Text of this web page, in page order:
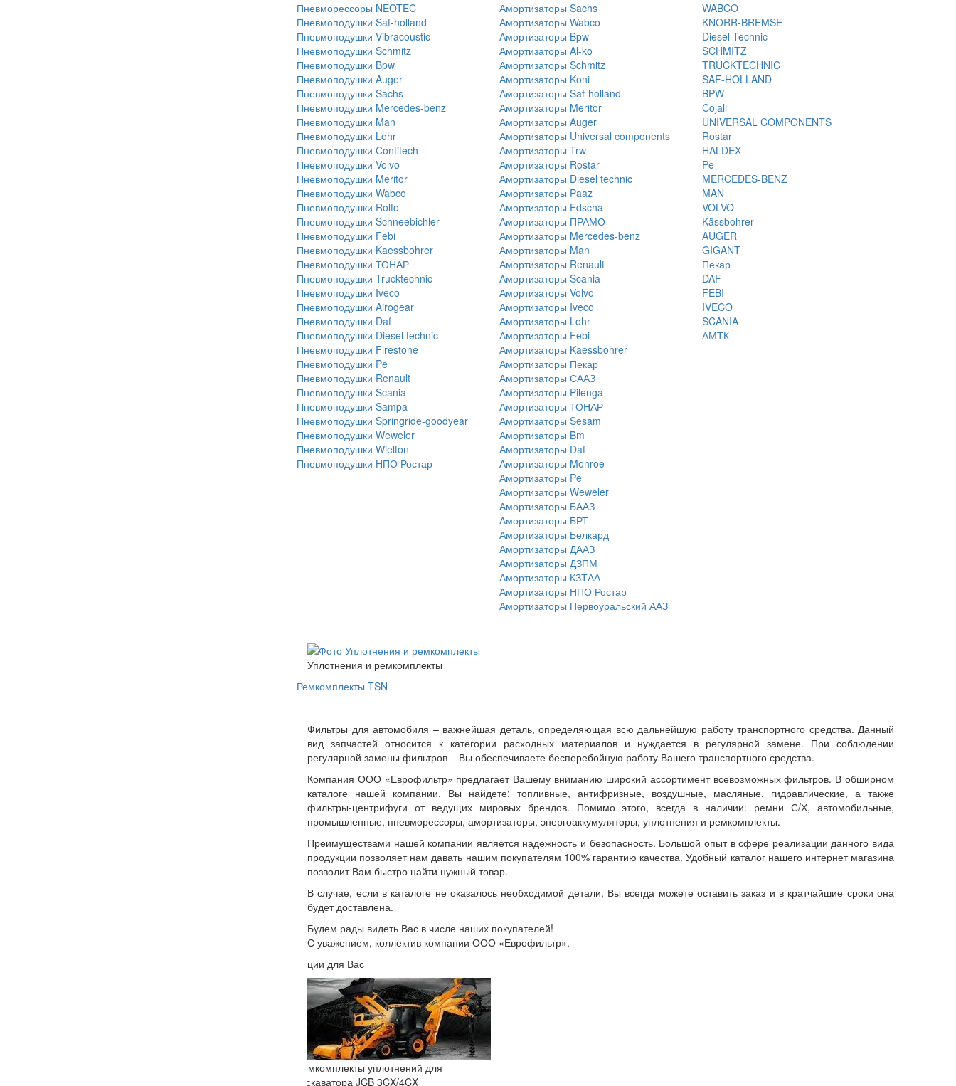
Пневморессоры NEOTEC
Пневмоподушки Saf-holland
Пневмоподушки Vibracoustic
Пневмоподушки Schmitz
Пневмоподушки Bpw
Пневмоподушки Auger
Пневмоподушки Sachs
Пневмоподушки Mercedes-benz
Пневмоподушки Man
Пневмоподушки Lohr
Пневмоподушки Contitech
Пневмоподушки Volvo
Пневмоподушки Meritor
Пневмоподушки Wabco
Пневмоподушки Rolfo
Пневмоподушки Schneebichler
Пневмоподушки Febi
Пневмоподушки Kaessbohrer
Пневмоподушки ТОНАР
Пневмоподушки Trucktechnic
Пневмоподушки Iveco
Пневмоподушки Airogear
Пневмоподушки Daf
Пневмоподушки Diesel technic
Пневмоподушки Firestone
Пневмоподушки Pe
Пневмоподушки Renault
Пневмоподушки Scania
Пневмоподушки Sampa
Пневмоподушки Springride-goodyear
Пневмоподушки Weweler
Пневмоподушки Wielton
Пневмоподушки НПО Ростар
Амортизаторы Sachs
Амортизаторы Wabco
Амортизаторы Bpw
Амортизаторы Al-ko
Амортизаторы Schmitz
Амортизаторы Koni
Амортизаторы Saf-holland
Амортизаторы Meritor
Амортизаторы Auger
Амортизаторы Universal components
Амортизаторы Trw
Амортизаторы Rostar
Амортизаторы Diesel technic
Амортизаторы Paaz
Амортизаторы Edscha
Амортизаторы ПРАМО
Амортизаторы Mercedes-benz
Амортизаторы Man
Амортизаторы Renault
Амортизаторы Scania
Амортизаторы Volvo
Амортизаторы Iveco
Амортизаторы Lohr
Амортизаторы Febi
Амортизаторы Kaessbohrer
Амортизаторы Пекар
Амортизаторы СААЗ
Амортизаторы Pilenga
Амортизаторы ТОНАР
Амортизаторы Sesam
Амортизаторы Bm
Амортизаторы Daf
Амортизаторы Monroe
Амортизаторы Pe
Амортизаторы Weweler
Амортизаторы БААЗ
Амортизаторы БРТ
Амортизаторы Белкард
Амортизаторы ДААЗ
Амортизаторы ДЗПМ
Амортизаторы КЗТАА
Амортизаторы НПО Ростар
Амортизаторы Первоуральский ААЗ
WABCO
KNORR-BREMSE
Diesel Technic
SCHMITZ
TRUCKTECHNIC
SAF-HOLLAND
BPW
Cojali
UNIVERSAL COMPONENTS
Rostar
HALDEX
Pe
MERCEDES-BENZ
MAN
VOLVO
Kässbohrer
AUGER
GIGANT
Пекар
DAF
FEBI
IVECO
SCANIA
АМТК
Уплотнения и ремкомплекты
Ремкомплекты TSN
Фильтры для автомобиля – важнейшая деталь, определяющая всю дальнейшую работу транспортного средства. Данный
вид запчастей относится к категории расходных материалов и нуждается в регулярной замене. При соблюдении
регулярной замены фильтров – Вы обеспечиваете бесперебойную работу Вашего транспортного средства.
Компания ООО «Еврофильтр» предлагает Вашему вниманию широкий ассортимент всевозможных фильтров. В обширном
каталоге нашей компании, Вы найдете: топливные, антифризные, воздушные, масляные, гидравлические, а также
фильтры-центрифуги от ведущих мировых брендов. Помимо этого, всегда в наличии: ремни С/Х, автомобильные,
промышленные, пневморессоры, амортизаторы, энергоаккумуляторы, уплотнения и ремкомплекты.
Преимуществами нашей компании является надежность и безопасность. Большой опыт в сфере реализации данного вида
продукции позволяет нам давать нашим покупателям 100% гарантию качества. Удобный каталог нашего интернет магазина
позволит Вам быстро найти нужный товар.
В случае, если в каталоге не оказалось необходимой детали, Вы всегда можете оставить заказ и в кратчайшие сроки она
будет доставлена.
Будем рады видеть Вас в числе наших покупателей!
С уважением, коллектив компании ООО «Еврофильтр».
Акции для Вас
Ремкомплекты уплотнений для
экскаватора JCB 3CX/4CX